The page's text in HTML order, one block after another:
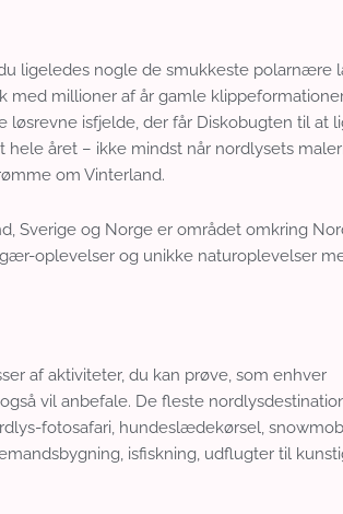
ligeledes nogle de smukkeste polarnære
med millioner af år gamle
løsrevne isfjelde, der får Diskobugten til at
året – ikke mindst når nordlysets
om Vinterland.
Sverige og Norge er området omkring
oplevelser og unikke naturoplevelser
af aktiviteter, du kan prøve, som enhver
vil anbefale. De fleste
fotosafari, hundeslædekørsel,
isfiskning, udflugter til